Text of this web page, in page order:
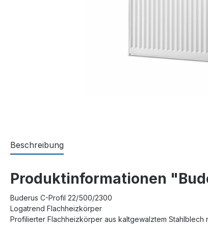
Beschreibung
Produktinformationen
Buderus C-Profil 22/500/2300
Logatrend Flachheizkörper
Profilierter Flachheizkörper aus kaltgewalztem Stahlblech